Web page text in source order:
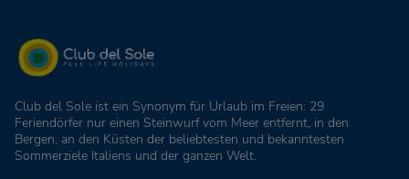
Club del Sole ist ein Synonym für Urlaub im Freien: 29
Feriendörfer nur einen Steinwurf vom Meer entfernt, in den
Bergen, an den Küsten der beliebtesten und bekanntesten
Sommerziele Italiens und der ganzen Welt.